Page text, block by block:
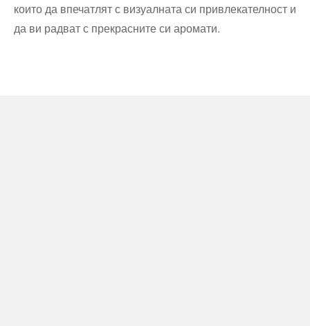
които да впечатлят с визуалната си привлекателност и
да ви радват с прекрасните си аромати.